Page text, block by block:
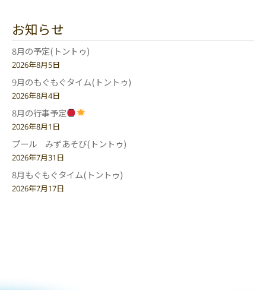
お知らせ
8月の予定(トントゥ)
2026年8月5日
9月のもぐもぐタイム(トントゥ)
2026年8月4日
8月の行事予定
2026年8月1日
プール みずあそび(トントゥ)
2026年7月31日
8月もぐもぐタイム(トントゥ)
2026年7月17日